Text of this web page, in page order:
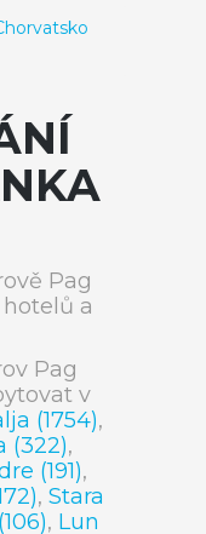
Pag
a
Pag
v
(1754),
(322),
(191),
, Stara
, Lun